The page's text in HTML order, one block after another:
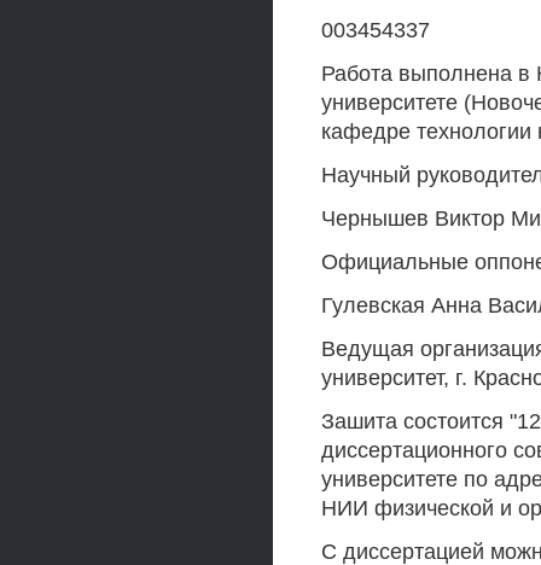
003454337
Работа выполнена в
университете
кафедре технологии
Научный
Чернышев Виктор
Официальные
Гулевская Анна
Ведущая
университет, г.
Зашита состоится
диссертационного
университете по
НИИ физической и
С диссертацией